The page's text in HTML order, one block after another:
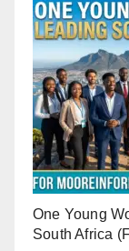
One Young
South Africa